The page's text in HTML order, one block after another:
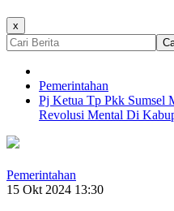
x
Pemerintahan
Pj Ketua Tp Pkk Sumsel
Revolusi Mental Di
Pemerintahan
15 Okt 2024 13:30